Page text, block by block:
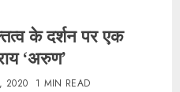
के दर्शन पर एक
‘अरुण’
2020 1 MIN READ